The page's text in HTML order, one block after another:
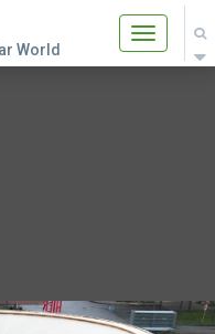
Toggle
World